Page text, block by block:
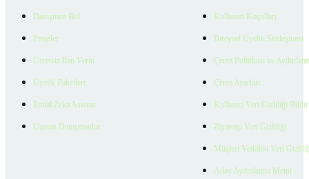
Danışman Bul
Projeler
Ücretsiz İlan Verin
Üyelik Paketleri
EmlakZeka Asistan
Uzman Danışmanlar
Kullanım Koşulları
Bireysel Üyelik Sözleşmesi
Çerez Politikası ve
Çerez Ayarları
Kullanıcı Veri Gizliliği
Ziyaretçi Veri Gizliliği
Müşteri Yetkilisi Veri
Aday Aydınlatma Metni